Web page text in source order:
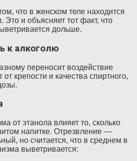
что в женском теле находится
и объясняет тот факт, что
дольше.
к алкоголю
переносит воздействие
от крепости и качества спиртного,
от этанола влияет то, сколько
напитке. Отрезвление —
но считается, что в среднем в
выветривается: